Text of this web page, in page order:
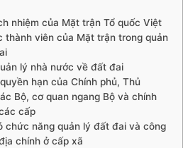
nhiệm của Mặt trận Tổ quốc Việt
thành viên của Mặt trận trong quản
lý nhà nước về đất đai
hạn của Chính phủ, Thủ
Bộ, cơ quan ngang Bộ và chính
cấp
chức năng quản lý đất đai và công
chính ở cấp xã